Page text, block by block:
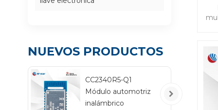
lo
NUEVOS PRODUCTOS
CC2340R5-Q1
Módulo automotriz
inalámbrico